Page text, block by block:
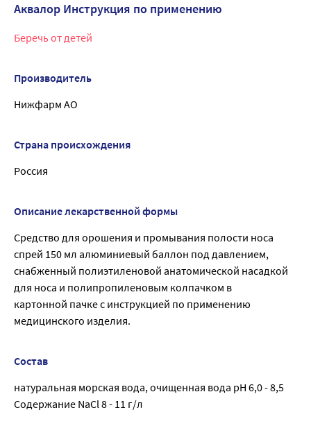
Аквалор Инструкция по применению
Беречь от детей
Производитель
Нижфарм АО
Страна происхождения
Россия
Описание лекарственной формы
Средство для орошения и промывания полости носа
спрей 150 мл алюминиевый баллон под давлением,
снабженный полиэтиленовой анатомической насадкой
для носа и полипропиленовым колпачком в
картонной пачке с инструкцией по применению
медицинского изделия.
Состав
натуральная морская вода, очищенная вода pH 6,0 - 8,5
Содержание NaCl 8 - 11 г/л